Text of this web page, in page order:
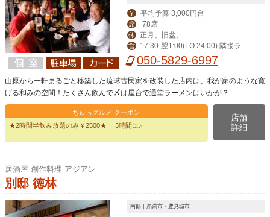
￥ 平均予算 3,000円台
席 78席
休
正月、旧盆、第
ニ水曜日
営
17:30-翌1:00(LO 24:00) 隣接ラー
メン屋(LO 24:00)
050-5829-6997
山原から一軒まるごと移築した琉球古民家を改装した店内は、我が家のような寛
げる和みの空間！たくさん飲んで〆は屋台で通堂ラーメンはいかが？
ちゅらグルメ クーポン
★2時間半飲み放題のみ￥2500★→ 3時間に♪
店舗
詳細
居酒屋 創作料理 アジアン
別邸 徳林
南部｜糸満市・豊見城市